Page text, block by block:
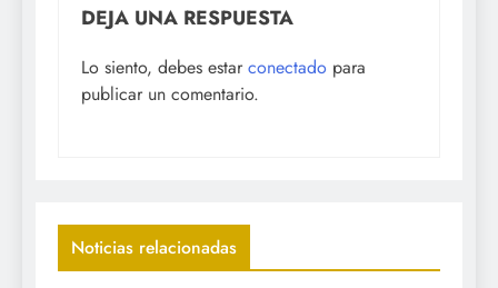
DEJA UNA RESPUESTA
Lo siento, debes estar conectado para
publicar un comentario.
Noticias relacionadas